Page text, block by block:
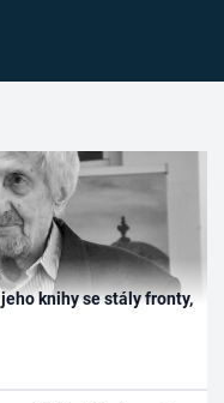
knihy se stály fronty,